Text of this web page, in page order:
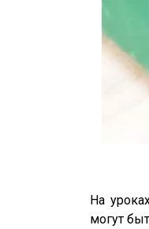
На
могут